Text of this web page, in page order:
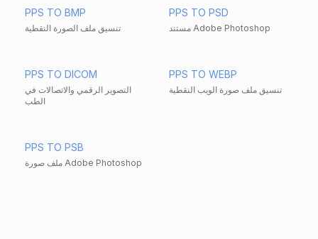
PPS TO BMP
تنسيق ملف الصورة النقطية
PPS TO PSD
مستند Adobe Photoshop
PPS TO DICOM
التصوير الرقمي والاتصالات في
الطب
PPS TO WEBP
تنسيق ملف صورة الويب النقطية
PPS TO PSB
ملف صورة Adobe Photoshop